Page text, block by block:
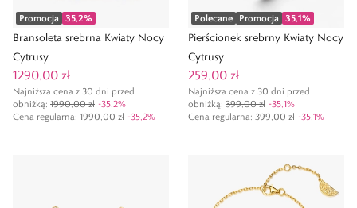
Promocja 35,2%
Bransoleta srebrna Kwiaty Nocy
Cytrusy
1290,00 zł
Najniższa cena z 30 dni przed
obniżką: 1990,00 zł -35,2%
Cena regularna: 1990,00 zł -35,2%
Polecane Promocja 35,1%
Pierścionek srebrny Kwiaty Nocy
Cytrusy
259,00 zł
Najniższa cena z 30 dni przed
obniżką: 399,00 zł -35,1%
Cena regularna: 399,00 zł -35,1%